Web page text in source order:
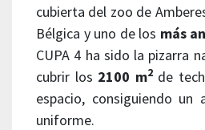
cubierta del zoo de
Bélgica y uno de los más
CUPA 4 ha sido la pizarra
cubrir los 2100 m2de
espacio, consiguiendo un
uniforme.